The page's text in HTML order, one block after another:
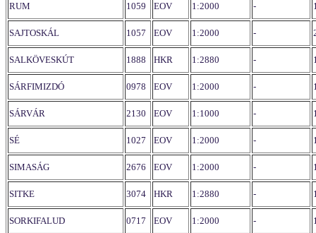
RUM 1059 EOV 1:2000 -
SAJTOSKÁL 1057 EOV 1:2000 -
SALKÖVESKÚT 1888 HKR 1:2880 -
SÁRFIMIZDÓ 0978 EOV 1:2000 -
SÁRVÁR 2130 EOV 1:1000 -
SÉ 1027 EOV 1:2000 -
SIMASÁG 2676 EOV 1:2000 -
SITKE 3074 HKR 1:2880 -
SORKIFALUD 0717 EOV 1:2000 -